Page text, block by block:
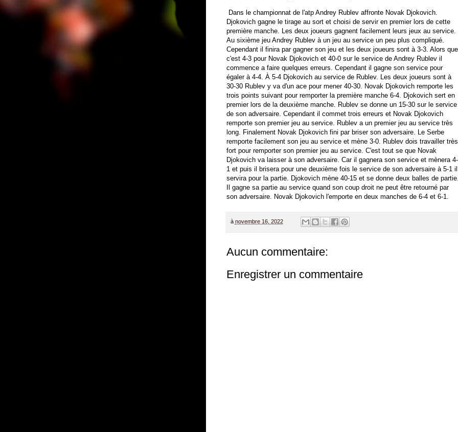
Dans le championnat de l'atp Andrey Rublev affronte Novak Djokovich.
Djokovich gagne le tirage au sort et choisi de servir en premier lors de cette
première manche. Les deux joueurs gagnent facilement leurs jeux au service.
Au sixième jeu Andrey Rublev à un jeu au service un peu plus compliqué.
Cependant il finira par gagner son jeu et les deux joueurs sont à 3-3. Alors que
c'est 4-3 pour Novak Djokovich et 40-0 sur le service de Andrey Rublev il
commence a faire quelques erreurs. Cependant il gagne son service pour
égaler à 4-4. À 5-4 Djokovich au service de Rublev. Les deux joueurs sont à
30-30 Rublev y va d'un ace pour mener 40-30. Novak Djokovich remporte les
trois points suivant pour remporter la première manche 6-4. Djokovich sert en
premier lors de la deuxième manche. Rublev se donne un 15-30 sur le service
de son adversaire. Cependant il commet trois erreurs et Novak Djokovich
remporte son premier jeu au service. Rublev a un premier jeu au service très
long. Finalement Novak Djokovich fini par briser son adversaire. Le Serbe
remporte facilement son jeu au service et mène 3-0. Rublev dois travailler très
fort pour remporter son premier jeu au service. C'est tout se que Novak
Djokovich va laisser à son adversaire. Car il gagnera son service et mènera 4-
1 et puis il brisera pour une deuxième fois le service de son adversaire à 5-1 il
servira pour la partie. Djokovich mène 40-15 et se donne deux balles de
Il gagne sa partie au service quand son coup droit ne peut être retourné par
son adversaire. Novak Djokovich l'emporte en deux manches de 6-4 et 6-1.
à novembre 16, 2022
Aucun commentaire:
Enregistrer un commentaire